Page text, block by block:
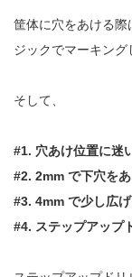
筐体に穴をあける
ジックでマーキング
そして、
#1. 穴あけ位置に迷
#2. 2mm で下穴を
#3. 4mm で少し広
#4. ステップアップ